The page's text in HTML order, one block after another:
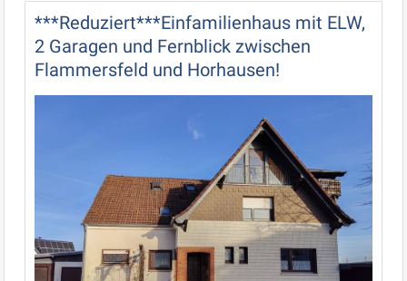
***Reduziert***Einfamilienhaus mit ELW,
2 Garagen und Fernblick zwischen
Flammersfeld und Horhausen!